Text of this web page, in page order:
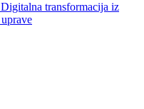
transformacija iz